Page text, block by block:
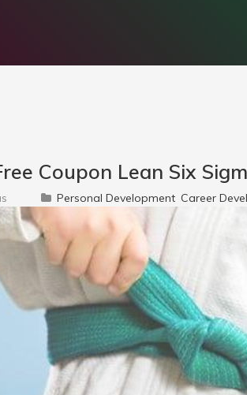
Coupon Lean Six
Personal Development Career